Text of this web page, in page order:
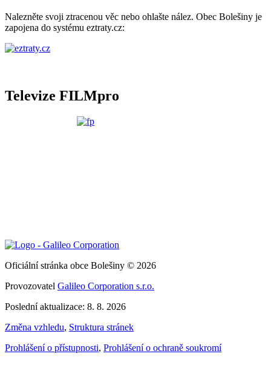
Nalezněte svoji ztracenou věc nebo ohlašte nález. Obec Bolešiny je
zapojena do systému eztraty.cz:
Televize FILMpro
Oficiální stránka obce Bolešiny © 2026
Provozovatel Galileo Corporation s.r.o.
Poslední aktualizace: 8. 8. 2026
Změna vzhledu, Struktura stránek
Prohlášení o přístupnosti, Prohlášení o ochraně soukromí